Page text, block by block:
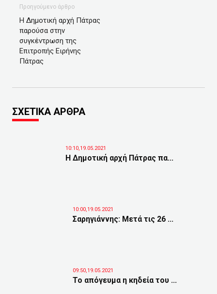
Προηγούμενο άρθρο
Η Δημοτική αρχή Πάτρας
παρούσα στην
συγκέντρωση της
Επιτροπής Ειρήνης
Πάτρας
ΣΧΕΤΙΚΑ ΑΡΘΡΑ
10:10,19.05.2021
Η Δημοτική αρχή Πάτρας πα...
10:00,19.05.2021
Σαρηγιάννης: Μετά τις 26 ...
09:50,19.05.2021
Το απόγευμα η κηδεία του ...